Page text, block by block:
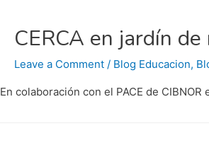
CERCA en jardín
Leave a Comment / Blog Educacion,
En colaboración con el PACE de